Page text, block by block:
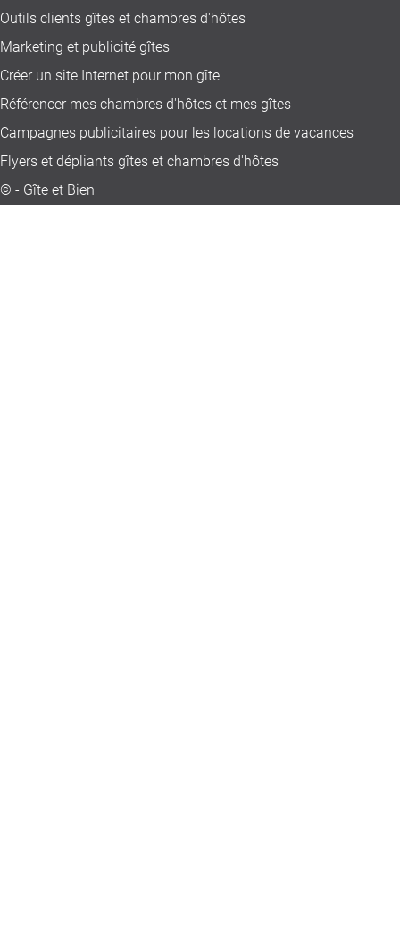
Outils clients gîtes et chambres d'hôtes
Marketing et publicité gîtes
Créer un site Internet pour mon gîte
Référencer mes chambres d'hôtes et mes gîtes
Campagnes publicitaires pour les locations de vacances
Flyers et dépliants gîtes et chambres d'hôtes
© - Gîte et Bien